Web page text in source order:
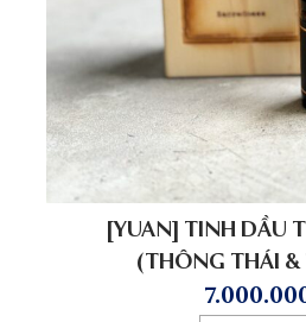
[YUAN] TINH DẦU
(THÔNG THÁI &